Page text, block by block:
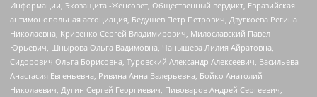
Информации, Экозащита!-Женсовет, Общественный вердикт, Евразийская
антимонопольная ассоциация, Бедушев Петр Петрович, Дзугкоева Регина
Николаевна, Кривенко Сергей Владимирович, Милославский Павел
Юрьевич, Шнырова Ольга Вадимовна, Чанышева Лилия Айратовна,
Сидорович Ольга Борисовна, Туровский Александр Алексеевич, Васильева
Анастасия Евгеньевна, Ривина Анна Валерьевна, Бойко Анатолий
Николаевич, Дугин Сергей Георгиевич, Пивоваров Андрей Сергеевич,